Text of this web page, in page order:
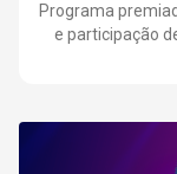
Programa
e participação